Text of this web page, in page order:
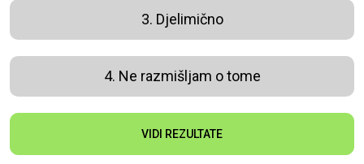
3. Djelimično
4. Ne razmišljam o tome
VIDI REZULTATE